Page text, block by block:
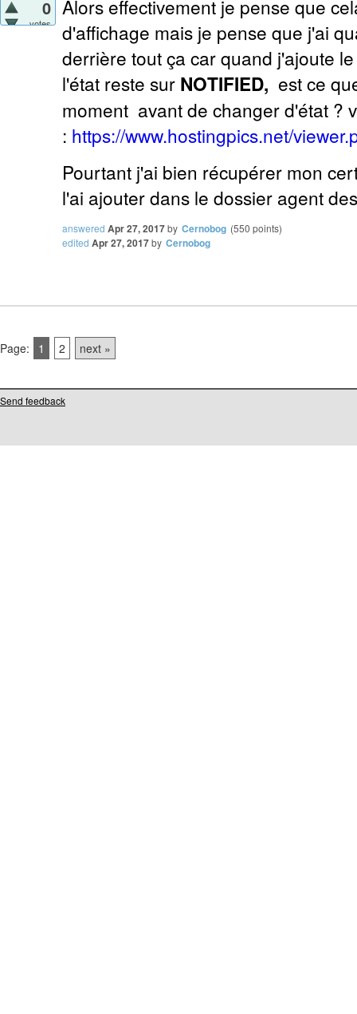
0
votes
Alors effectivement je pense que
d'affichage mais je pense que j'ai
derrière tout ça car quand j'ajoute
l'état reste sur NOTIFIED, est ce
moment avant de changer d'état ?
: https://www.hostingpics.net/
Pourtant j'ai bien récupérer mon
l'ai ajouter dans le dossier agent
answered Apr 27, 2017by Cernobog (550 points)
edited Apr 27, 2017by Cernobog
Page: 1 2 next »
Send feedback